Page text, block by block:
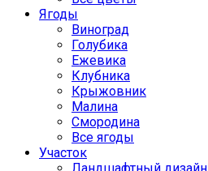
Ягоды
Виноград
Голубика
Ежевика
Клубника
Крыжовник
Малина
Смородина
Все ягоды
Участок